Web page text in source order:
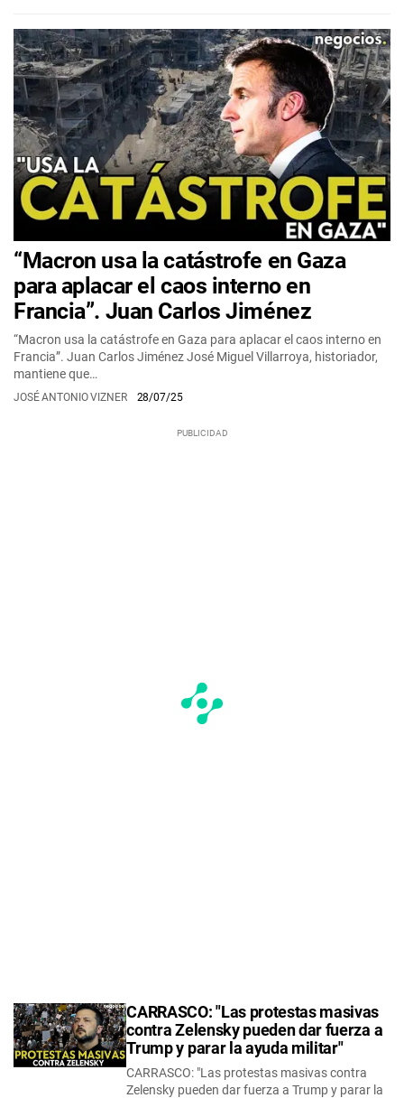
“Macron usa la catástrofe en Gaza
para aplacar el caos interno en
Francia”. Juan Carlos Jiménez
“Macron usa la catástrofe en Gaza para aplacar el caos interno en
Francia”. Juan Carlos Jiménez José Miguel Villarroya, historiador,
mantiene que…
JOSÉ ANTONIO VIZNER 28/07/25
CARRASCO: "Las protestas masivas
contra Zelensky pueden dar fuerza a
Trump y parar la ayuda militar"
CARRASCO: "Las protestas masivas contra
Zelensky pueden dar fuerza a Trump y parar la